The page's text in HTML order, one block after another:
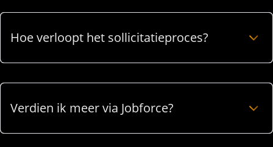
Hoe verloopt het sollicitatieproces?
Verdien ik meer via Jobforce?